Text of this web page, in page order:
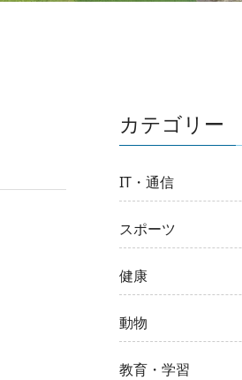
カテゴリー
IT・通信
スポーツ
健康
動物
教育・学習